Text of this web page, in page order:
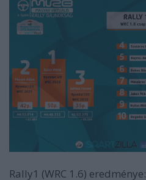
Rally1 (WRC 1.6) eredménye: